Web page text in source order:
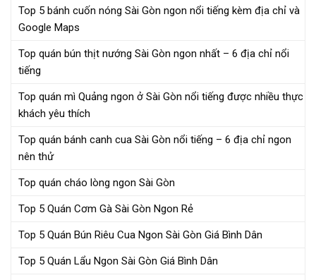
Top 5 bánh cuốn nóng Sài Gòn ngon nổi tiếng kèm địa chỉ và
Google Maps
Top quán bún thịt nướng Sài Gòn ngon nhất – 6 địa chỉ nổi
tiếng
Top quán mì Quảng ngon ở Sài Gòn nổi tiếng được nhiều thực
khách yêu thích
Top quán bánh canh cua Sài Gòn nổi tiếng – 6 địa chỉ ngon
nên thử
Top quán cháo lòng ngon Sài Gòn
Top 5 Quán Cơm Gà Sài Gòn Ngon Rẻ
Top 5 Quán Bún Riêu Cua Ngon Sài Gòn Giá Bình Dân
Top 5 Quán Lẩu Ngon Sài Gòn Giá Bình Dân